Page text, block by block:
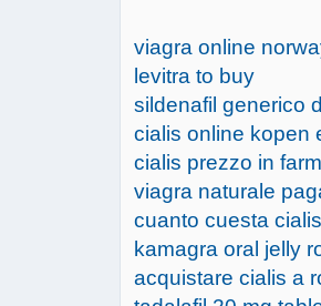
viagra online
levitra to buy
sildenafil generico
cialis online kopen
cialis prezzo in
viagra naturale
cuanto cuesta
kamagra oral jelly
acquistare cialis a